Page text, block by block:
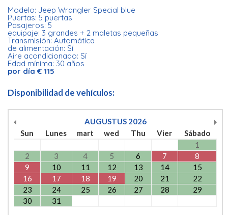
Modelo: Jeep Wrangler Special blue
Puertas: 5 puertas
Pasajeros: 5
equipaje: 3 grandes + 2 maletas pequeñas
Transmisión: Automática
de alimentación: Sí
Aire acondicionado: Sí
Edad mínima: 30 años
por día € 115
Disponibilidad de vehículos:
AUGUSTUS 2026
Sun
Lunes mart wed Thu Vier
Sábado
1
2
3 4 5 6 7
8
9
10 11 12 13 14
15
16
17 18 19 20 21
22
23
24 25 26 27 28
29
30
31